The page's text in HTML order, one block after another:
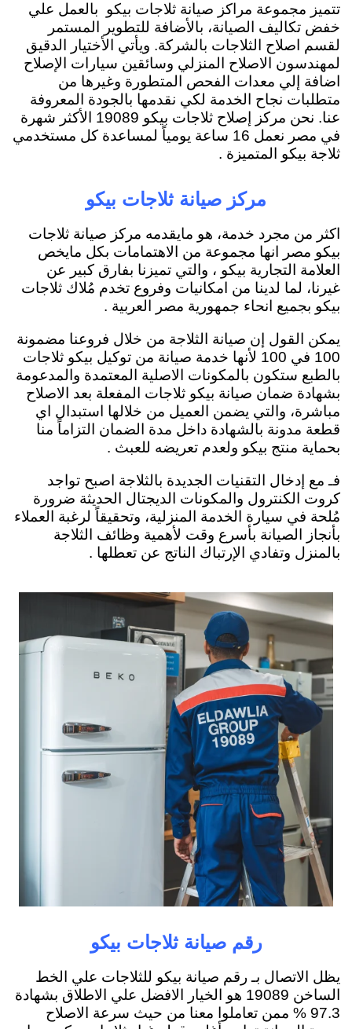
تتميز مجموعة مراكز صيانة ثلاجات بيكو بالعمل علي
خفض تكاليف الصيانة، بالأضافة للتطوير المستمر
لقسم اصلاح الثلاجات بالشركة. ويأتي الأختيار الدقيق
لمهندسون الاصلاح المنزلي وسائقين سيارات الإصلاح
اضافة إلي معدات الفحص المتطورة وغيرها من
متطلبات نجاح الخدمة لكي نقدمها بالجودة المعروفة
عنا. نحن مركز إصلاح ثلاجات بيكو 19089 الأكثر شهرة
في مصر نعمل 16 ساعة يومياً لمساعدة كل مستخدمي
ثلاجة بيكو المتميزة .
مركز صيانة ثلاجات بيكو
اكثر من مجرد خدمة، هو مايقدمه مركز صيانة ثلاجات
بيكو مصر انها مجموعة من الاهتمامات بكل مايخص
العلامة التجارية بيكو ، والتي تميزنا بفارق كبير عن
غيرنا، لما لدينا من امكانيات وفروع تخدم مُلاك ثلاجات
بيكو بجميع انحاء جمهورية مصر العربية .
يمكن القول إن صيانة الثلاجة من خلال فروعنا مضمونة
100 في 100 لأنها خدمة صيانة من توكيل بيكو ثلاجات
بالطبع ستكون بالمكونات الاصلية المعتمدة والمدعومة
بشهادة ضمان صيانة بيكو ثلاجات المفعلة بعد الاصلاح
مباشرة، والتي يضمن العميل من خلالها استبدال اي
قطعة مدونة بالشهادة داخل مدة الضمان التزاماً منا
بحماية منتج بيكو ولعدم تعريضه للعبث .
فـ مع إدخال التقنيات الجديدة بالثلاجة اصبح تواجد
كروت الكنترول والمكونات الديجتال الحديثة ضرورة
مُلحة في سيارة الخدمة المنزلية، وتحقيقاً لرغبة العملاء
بأنجاز الصيانة بأسرع وقت لأهمية وظائف الثلاجة
بالمنزل وتفادي الإرتباك الناتج عن تعطلها .
رقم صيانة ثلاجات بيكو
يظل الاتصال بـ رقم صيانة بيكو للثلاجات علي الخط
الساخن 19089 هو الخيار الافضل علي الاطلاق بشهادة
97.3 % ممن تعاملوا معنا من حيث سرعة الاصلاح